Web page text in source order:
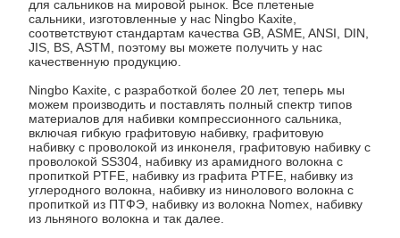
для сальников на мировой рынок. Все плетеные
сальники, изготовленные у нас Ningbo Kaxite,
соответствуют стандартам качества GB, ASME, ANSI, DIN,
JIS, BS, ASTM, поэтому вы можете получить у нас
качественную продукцию.
Ningbo Kaxite, с разработкой более 20 лет, теперь мы
можем производить и поставлять полный спектр типов
материалов для набивки компрессионного сальника,
включая гибкую графитовую набивку, графитовую
набивку с проволокой из инконеля, графитовую набивку с
проволокой SS304, набивку из арамидного волокна с
пропиткой PTFE, набивку из графита PTFE, набивку из
углеродного волокна, набивку из нинолового волокна с
пропиткой из ПТФЭ, набивку из волокна Nomex, набивку
из льняного волокна и так далее.